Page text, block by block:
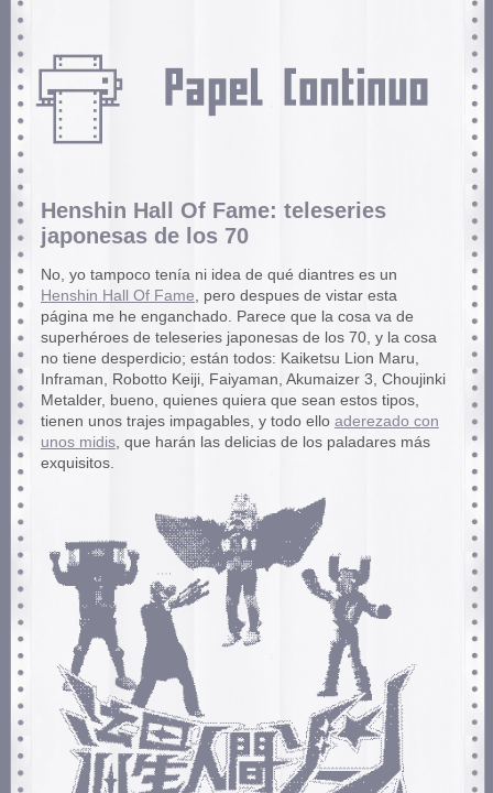
Henshin Hall Of Fame: teleseries
japonesas de los 70
No, yo tampoco tenía ni idea de qué diantres es un
Henshin Hall Of Fame , pero despues de vistar esta
página me he enganchado. Parece que la cosa va de
superhéroes de teleseries japonesas de los 70, y la cosa
no tiene desperdicio; están todos: Kaiketsu Lion Maru,
Inframan, Robotto Keiji, Faiyaman, Akumaizer 3, Choujinki
Metalder, bueno, quienes quiera que sean estos tipos,
tienen unos trajes impagables, y todo ello aderezado con
unos midis, que harán las delicias de los paladares más
exquisitos.